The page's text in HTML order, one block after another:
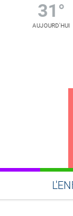
31°
AUJOURD'HUI